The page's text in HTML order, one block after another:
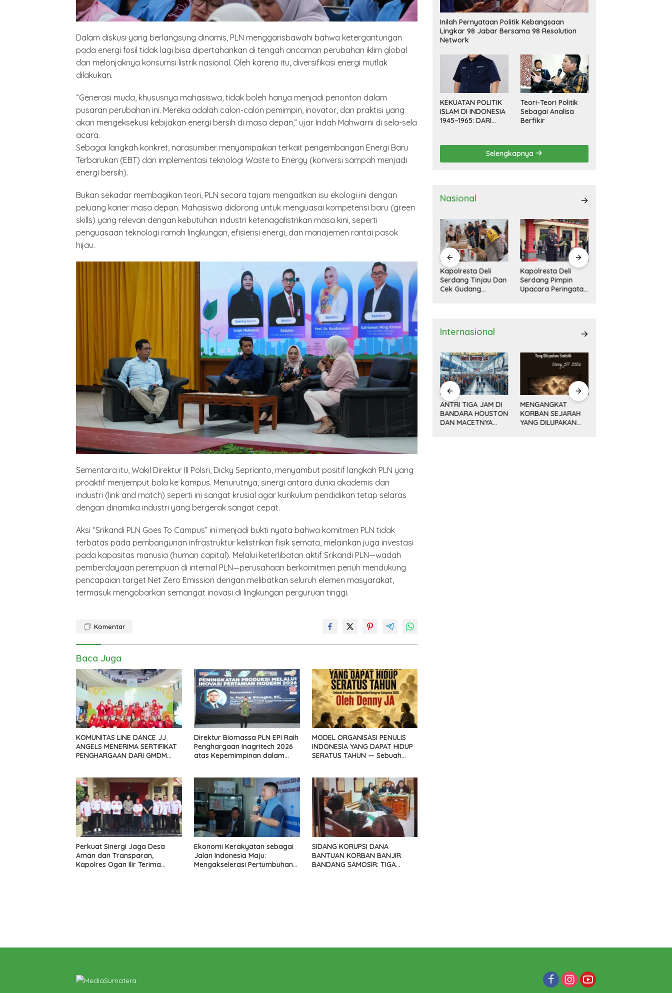
Dalam diskusi yang berlangsung dinamis, PLN menggarisbawahi bahwa ketergantungan
pada energi fosil tidak lagi bisa dipertahankan di tengah ancaman perubahan iklim global
dan melonjaknya konsumsi listrik nasional. Oleh karena itu, diversifikasi energi mutlak
dilakukan.
“Generasi muda, khususnya mahasiswa, tidak boleh hanya menjadi penonton dalam
pusaran perubahan ini. Mereka adalah calon-calon pemimpin, inovator, dan praktisi yang
akan mengeksekusi kebijakan energi bersih di masa depan,” ujar Indah Mahwarni di sela-sela
acara.
Sebagai langkah konkret, narasumber menyampaikan terkait pengembangan Energi Baru
Terbarukan (EBT) dan implementasi teknologi Waste to Energy (konversi sampah menjadi
energi bersih).
Bukan sekadar membagikan teori, PLN secara tajam mengaitkan isu ekologi ini dengan
peluang karier masa depan. Mahasiswa didorong untuk menguasai kompetensi baru (green
skills) yang relevan dengan kebutuhan industri ketenagalistrikan masa kini, seperti
penguasaan teknologi ramah lingkungan, efisiensi energi, dan manajemen rantai pasok
hijau.
Sementara itu, Wakil Direktur III Polsri, Dicky Seprianto, menyambut positif langkah PLN yang
proaktif menjemput bola ke kampus. Menurutnya, sinergi antara dunia akademis dan
industri (link and match) seperti ini sangat krusial agar kurikulum pendidikan tetap selaras
dengan dinamika industri yang bergerak sangat cepat.
Aksi “Srikandi PLN Goes To Campus” ini menjadi bukti nyata bahwa komitmen PLN tidak
terbatas pada pembangunan infrastruktur kelistrikan fisik semata, melainkan juga investasi
pada kapasitas manusia (human capital). Melalui keterlibatan aktif Srikandi PLN—wadah
pemberdayaan perempuan di internal PLN—perusahaan berkomitmen penuh mendukung
pencapaian target Net Zero Emission dengan melibatkan seluruh elemen masyarakat,
termasuk mengobarkan semangat inovasi di lingkungan perguruan tinggi.
Komentar
Baca Juga
KOMUNITAS LINE DANCE JJ
ANGELS MENERIMA SERTIFIKAT
PENGHARGAAN DARI GMDM
Direktur Biomassa PLN EPI Raih
Penghargaan Inagritech 2026
atas Kepemimpinan dalam
MODEL ORGANISASI PENULIS
INDONESIA YANG DAPAT HIDUP
SERATUS TAHUN — Sebuah
Perkuat Sinergi Jaga Desa
Aman dan Transparan,
Kapolres Ogan Ilir Terima
Ekonomi Kerakyatan sebagai
Jalan Indonesia Maju:
Mengakselerasi Pertumbuhan
SIDANG KORUPSI DANA
BANTUAN KORBAN BANJIR
BANDANG SAMOSIR: TIGA
Inilah Pernyataan Politik Kebangsaan
Lingkar 98 Jabar Bersama 98 Resolution
Network
KEKUATAN POLITIK
ISLAM DI INDONESIA
1945–1965: DARI
TERPIMPIN
Teori-Teori Politik
Sebagai Analisa
Berfikir
Selengkapnya
Nasional
Serdang Gelar
Latihan Pra Operasi
“Zebra Toba”
Tahun 2024
Kapolresta Deli
Serdang Pimpin
Upacara Pelepasan
Purna Bakti
Personel Polresta
Deli Serdang
Kapolresta Deli
Serdang Tinjau Dan
Cek Gudang
Logistik KPU
Kapolresta Deli
Serdang Pimpin
Upacara Peringatan
11 Rumah Rusak
Diterjang Bandang
Di Tanah Pinem
Internasional
Minyak, Bisnis dan
Politik (9)
BANGKITNYA
NEGARA MINYAK
MELAWAN
SUPERPOWER DUNIA
DONALD TRUMP,
TARIF 32 PERSEN
DAN KISAH SEPATU
CIBADUYUT
ANTRI TIGA JAM DI
DAN MACETNYA
POLITIK AMERIKA
SERIKAT
MENGANGKAT
KORBAN SEJARAH
YANG DILUPAKAN
AWAL KEMAJUAN
CINA DAN REVOLUSI
DAMAI DENG